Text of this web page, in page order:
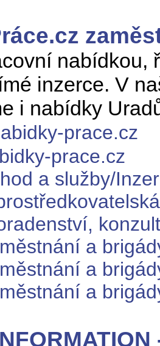
nabídkou,
inzerce. V
i nabídky
prace.cz
prace.cz
a služby/
a
a
a